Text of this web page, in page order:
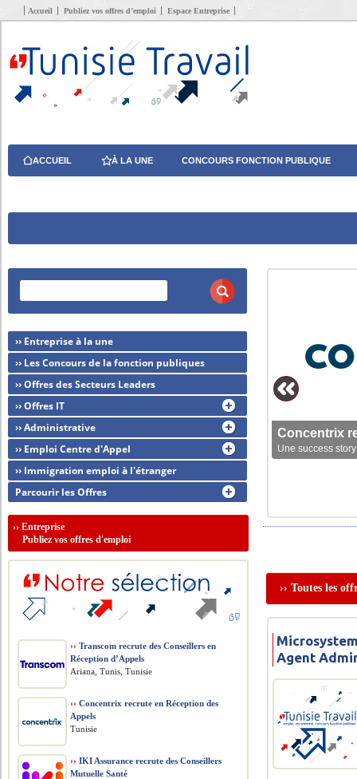
Accueil Publiez vos offres d’emploi Espace Entreprise
ACCUEIL À LA UNE CONCOURS FONCTION PUBLIQUE
Concentrix
Une success
›› Toutes les
Agent
›› Entreprise à la une
›› Les Concours de la fonction publiques
›› Offres des Secteurs Leaders
›› Offres IT
›› Administrative
›› Emploi Centre d'Appel
›› Immigration emploi à l'étranger
Parcourir les Offres
››Entreprise
Publiez vos offres d'emploi
›› Transcom recrute des Conseillers en
Réception d’Appels
Ariana, Tunis, Tunisie
›› Concentrix recrute en Réception des
Appels
Tunisie
›› IKI Assurance recrute des Conseillers
Mutuelle Santé